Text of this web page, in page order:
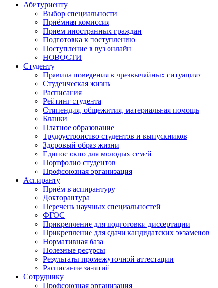
Абитуриенту
Выбор специальности
Приёмная комиссия
Прием иностранных граждан
Подготовка к поступлению
Поступление в вуз онлайн
НОВОСТИ
Студенту
Правила поведения в чрезвычайных ситуациях
Студенческая жизнь
Расписания
Рейтинг студента
Стипендия, общежития, материальная помощь
Бланки
Платное образование
Трудоустройство студентов и выпускников
Здоровый образ жизни
Единое окно для молодых семей
Портфолио студентов
Профсоюзная организация
Аспиранту
Приём в аспирантуру
Докторантура
Перечень научных специальностей
ФГОС
Прикрепление для подготовки диссертации
Прикрепление для сдачи кандидатских экзаменов
Нормативная база
Полезные ресурсы
Результаты промежуточной аттестации
Расписание занятий
Сотруднику
Профсоюзная организация